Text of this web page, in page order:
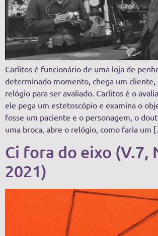
Carlitos é funcionário de uma loja de
determinado momento, chega um cliente,
relógio para ser avaliado. Carlitos é o
ele pega um estetoscópio e examina o
fosse um paciente e o personagem, o
uma broca, abre o relógio, como faria um
Ci fora do eixo (V.7,
2021)